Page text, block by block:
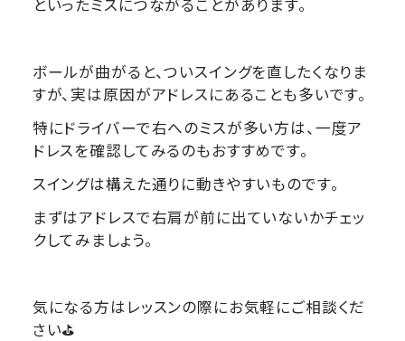
といったミスにつながることがあります。
ボールが曲がると、ついスイングを直したくなりま
すが、実は原因がアドレスにあることも多いです。
特にドライバーで右へのミスが多い方は、一度ア
ドレスを確認してみるのもおすすめです。
スイングは構えた通りに動きやすいものです。
まずはアドレスで右肩が前に出ていないかチェッ
クしてみましょう。
気になる方はレッスンの際にお気軽にご相談くだ
さい⛳